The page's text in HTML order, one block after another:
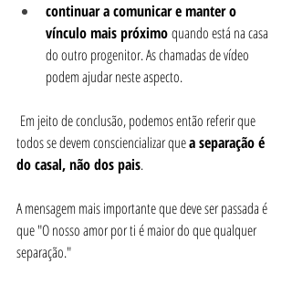
continuar a comunicar e manter o
vínculo mais próximo quando está na casa
do outro progenitor. As chamadas de vídeo
podem ajudar neste aspecto.
Em jeito de conclusão, podemos então referir que
todos se devem consciencializar que a separação é
do casal, não dos pais.
A mensagem mais importante que deve ser passada é
que "O nosso amor por ti é maior do que qualquer
separação."